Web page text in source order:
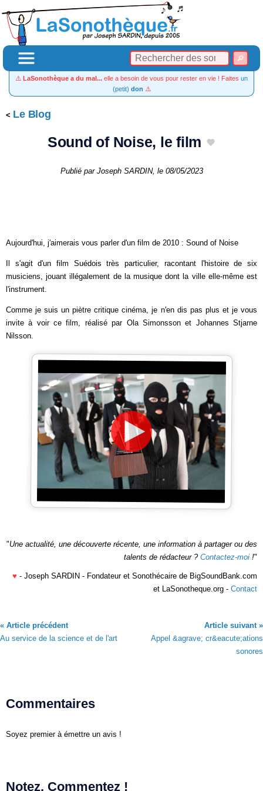
⚠️ LaSonothèque a du mal... elle a besoin de vous pour rester en vie ! Faites un
(petit) don ⚠️
Le Blog
Sound of Noise, le film
Publié par Joseph SARDIN, le 08/05/2023
Aujourd'hui, j'aimerais vous parler d'un film de 2010 : Sound of Noise
Il s'agit d'un film Suédois très particulier, racontant l'histoire de six
musiciens, jouant illégalement de la musique dont la ville elle-même est
l'instrument.
Comme je suis un piètre critique cinéma, je n'en dis pas plus et je vous
invite à voir ce film, réalisé par Ola Simonsson et Johannes Stjarne
Nilsson.
"Une actualité, une découverte récente, une information à partager ou des
talents de rédacteur ? Contactez-moi !"
♥ - Joseph SARDIN - Fondateur et Sonothécaire de BigSoundBank.com
et LaSonotheque.org - Contact
« Article précédent
Au service de la science et de l'art
Article suivant »
Appel &agrave; cr&eacute;ations
sonores
Commentaires
Soyez premier à émettre un avis !
Notez, Commentez !